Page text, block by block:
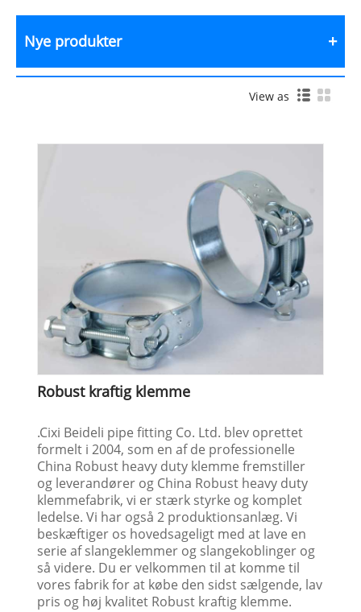
Nye produkter
View as
Robust kraftig klemme
.Cixi Beideli pipe fitting Co. Ltd. blev oprettet
formelt i 2004, som en af ​​de professionelle
China Robust heavy duty klemme fremstiller
og leverandører og China Robust heavy duty
klemmefabrik, vi er stærk styrke og komplet
ledelse. Vi har også 2 produktionsanlæg. Vi
beskæftiger os hovedsageligt med at lave en
serie af slangeklemmer og slangekoblinger og
så videre. Du er velkommen til at komme til
vores fabrik for at købe den sidst sælgende, lav
pris og høj kvalitet Robust kraftig klemme.